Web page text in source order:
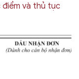
điểm và thủ tục